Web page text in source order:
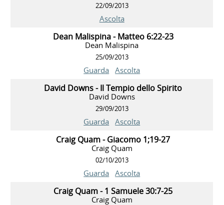
22/09/2013
Ascolta
Dean Malispina - Matteo 6:22-23
Dean Malispina
25/09/2013
Guarda Ascolta
David Downs - Il Tempio dello Spirito
David Downs
29/09/2013
Guarda Ascolta
Craig Quam - Giacomo 1;19-27
Craig Quam
02/10/2013
Guarda Ascolta
Craig Quam - 1 Samuele 30:7-25
Craig Quam